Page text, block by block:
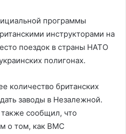
программы
инструкторами на
поездок в страны НАТО
полигонах.
количество британских
заводы в Незалежной.
сообщил, что
о том, как ВМС